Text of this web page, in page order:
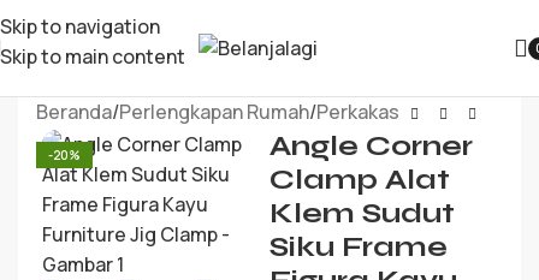
Skip to navigation
Skip to main content
Beranda/Perlengkapan Rumah/Perkakas
-20%
Angle Corner
Clamp Alat
Klem Sudut
Siku Frame